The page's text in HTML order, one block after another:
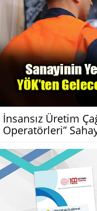
İnsansız Üretim
Operatörleri”